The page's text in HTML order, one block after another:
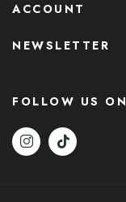
ACCOUNT
NEWSLETTER
FOLLOW US ON